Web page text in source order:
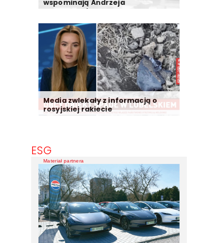
wspominają Andrzeja
Morozowskiego
Media zwlekały z informacją o
rosyjskiej rakiecie
ESG
Materiał partnera